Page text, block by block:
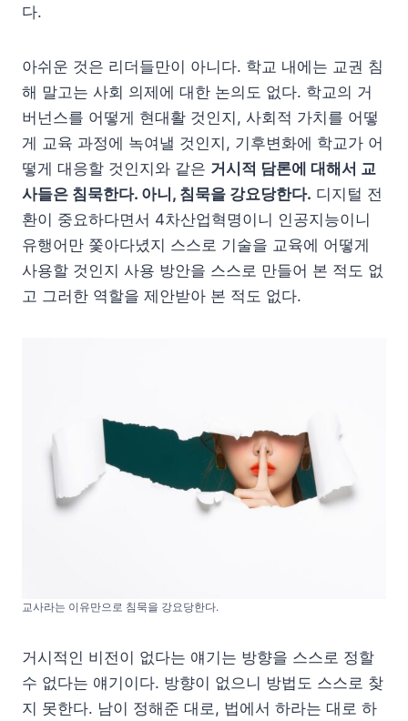
다.
아쉬운 것은 리더들만이 아니다. 학교 내에는 교권 침
해 말고는 사회 의제에 대한 논의도 없다. 학교의 거
버넌스를 어떻게 현대활 것인지, 사회적 가치를 어떻
게 교육 과정에 녹여낼 것인지, 기후변화에 학교가 어
떻게 대응할 것인지와 같은 거시적 담론에 대해서 교
사들은 침묵한다. 아니, 침묵을 강요당한다. 디지털 전
환이 중요하다면서 4차산업혁명이니 인공지능이니
유행어만 쫓아다녔지 스스로 기술을 교육에 어떻게
사용할 것인지 사용 방안을 스스로 만들어 본 적도 없
고 그러한 역할을 제안받아 본 적도 없다.
교사라는 이유만으로 침묵을 강요당한다.
거시적인 비전이 없다는 얘기는 방향을 스스로 정할
수 없다는 얘기이다. 방향이 없으니 방법도 스스로 찾
지 못한다. 남이 정해준 대로, 법에서 하라는 대로 하